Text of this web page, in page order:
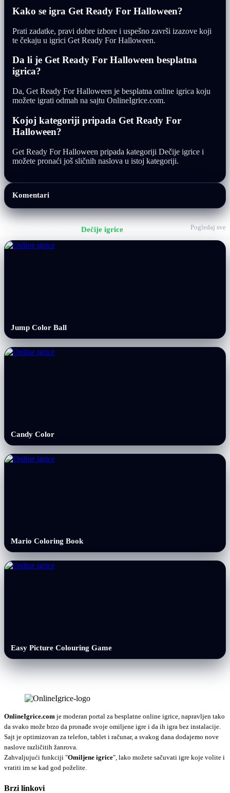
Kako se igra Get Ready For Halloween?
Prati zadatke, pravi dobre izbore i uspešno završi izazove koji
te čekaju u igrici Get Ready For Halloween.
Da li je Get Ready For Halloween besplatna
igrica?
Da, Get Ready For Halloween je besplatna online igrica koju
možete igrati odmah na sajtu OnlineIgrice.com.
Kojoj kategoriji pripada Get Ready For
Halloween?
Get Ready For Halloween pripada kategoriji Dečije igrice i
možete pronaći još sličnih naslova u istoj kategoriji.
Komentari
Dečije igrice Pogledaj sve
Jump Color Ball
Candy Color
Mario Coloring Book
Easy Picture Colouring Game
OnlineIgrice.com je moderan portal za besplatne online igrice, napravljen tako
da svako može brzo da pronađe svoje omiljene igre i da ih igra bez instalacije.
Sajt je optimizovan za telefon, tablet i računar, a svakog dana dodajemo nove
naslove različitih žanrova.
Zahvaljujući funkciji "Omiljene igrice", lako možete sačuvati igre koje volite i
vratiti im se kad god poželite.
Brzi linkovi